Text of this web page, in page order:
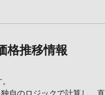
格推移情報